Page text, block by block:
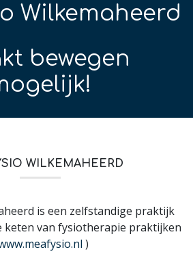
Wilkemaheerd
bewegen
WILKEMAHEERD
is een zelfstandige praktijk
keten van fysiotherapie praktijken
)